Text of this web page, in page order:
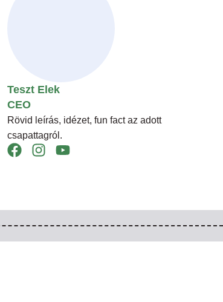
Teszt Elek
CEO
Rövid leírás, idézet, fun fact az adott
csapattagról.